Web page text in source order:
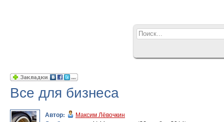
Все для бизнеса
Автор: Максим Лёвочкин